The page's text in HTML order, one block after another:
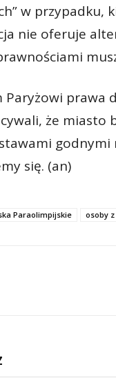
w przypadku,
nie oferuje
Paryżowi prawa
że miasto
godnymi
się. (an)
Paraolimpijskie osoby